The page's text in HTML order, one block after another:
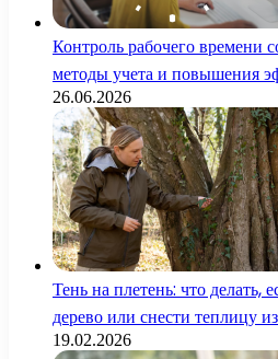
Контроль рабочего времени
методы учета и повышения
26.06.2026
Тень на плетень: что делать,
дерево или снести теплицу
19.02.2026